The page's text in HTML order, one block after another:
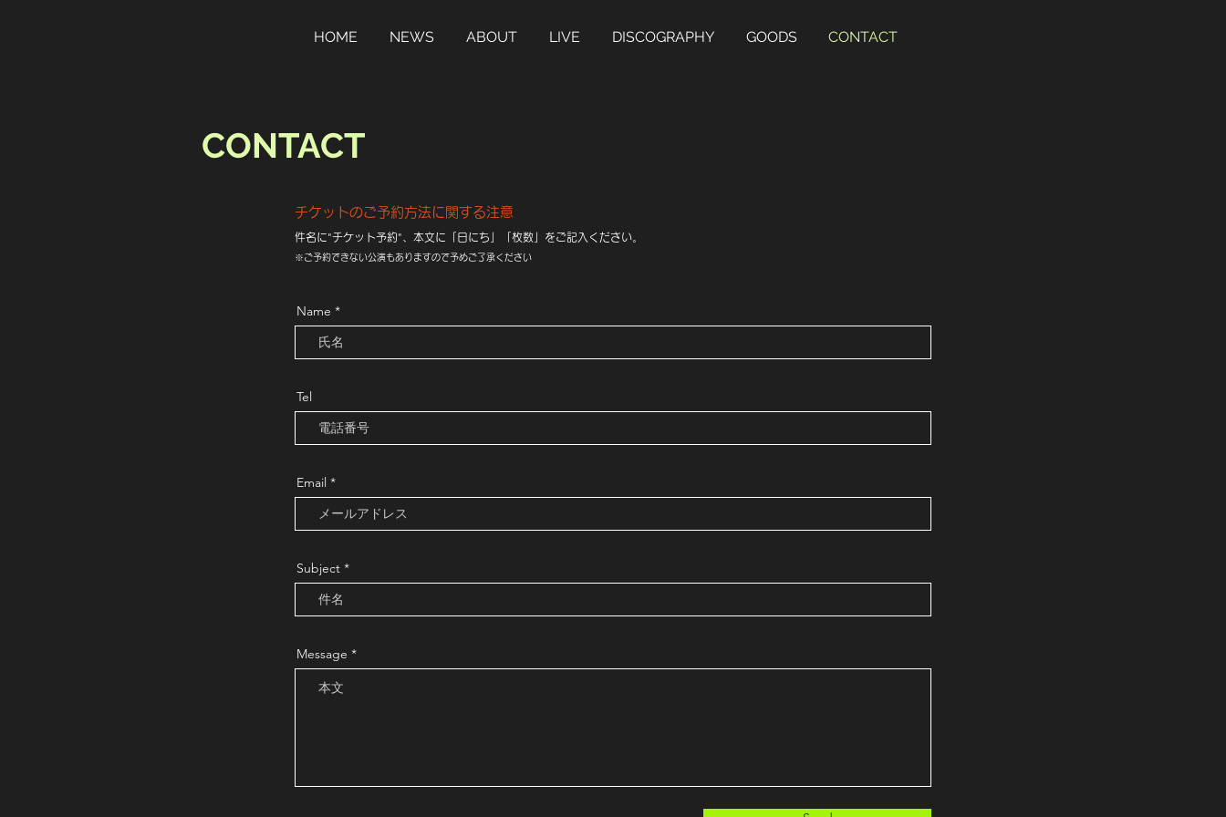
HOME NEWS ABOUT LIVE DISCOGRAPHY GOODS CONTACT
CONTACT
チケットのご予約方法に関する注意
件名に"チケット予約"、本文に「日にち」「枚数」をご記入ください。
​※ご予約できない公演もありますので予めご了承ください
Name
Tel
Email
Subject
Message